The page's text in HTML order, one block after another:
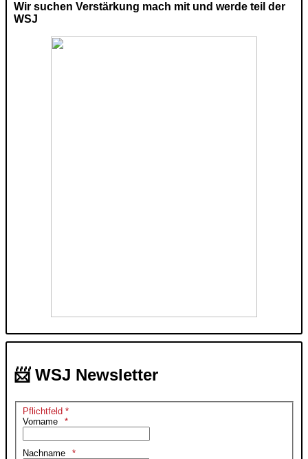
Wir suchen Verstärkung mach mit und werde teil der
WSJ
📨 WSJ Newsletter
Pflichtfeld *
Vorname
Nachname